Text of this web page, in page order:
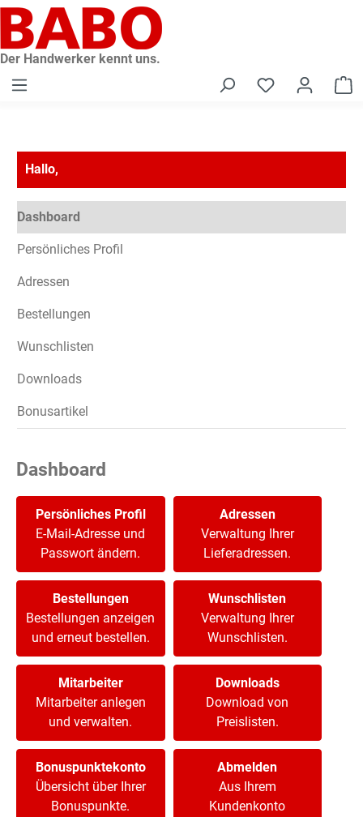
springen
Der Handwerker kennt uns.
Hallo,
Dashboard
Persönliches Profil
Adressen
Bestellungen
Wunschlisten
Downloads
Bonusartikel
Dashboard
Persönliches Profil
E-Mail-Adresse und
Passwort ändern.
Adressen
Verwaltung Ihrer
Lieferadressen.
Bestellungen
Bestellungen anzeigen
und erneut bestellen.
Wunschlisten
Verwaltung Ihrer
Wunschlisten.
Mitarbeiter
Mitarbeiter anlegen
und verwalten.
Downloads
Download von
Preislisten.
Bonuspunktekonto
Übersicht über Ihrer
Bonuspunkte.
Abmelden
Aus Ihrem
Kundenkonto